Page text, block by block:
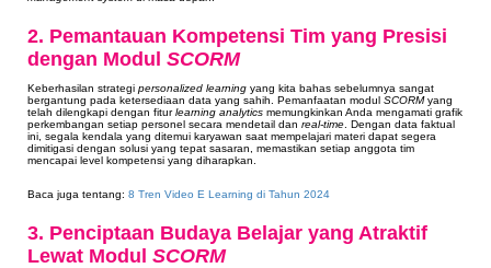
2. Pemantauan Kompetensi Tim yang Presisi
dengan Modul SCORM
Keberhasilan strategi personalized learning yang kita bahas sebelumnya sangat
bergantung pada ketersediaan data yang sahih. Pemanfaatan modul SCORMyang
telah dilengkapi dengan fiturlearning analytics memungkinkan Anda mengamati grafik
perkembangan setiap personel secara mendetail dan real-time . Dengan data faktual
ini, segala kendala yang ditemui karyawan saat mempelajari materi dapat segera
dimitigasi dengan solusi yang tepat sasaran, memastikan setiap anggota tim
mencapai level kompetensi yang diharapkan.
Baca juga tentang: 8 Tren Video E Learning di Tahun 2024
3. Penciptaan Budaya Belajar yang Atraktif
Lewat Modul SCORM